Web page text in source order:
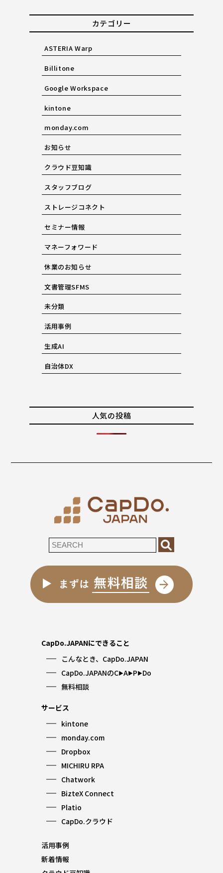
カテゴリー
ASTERIA Warp
Billitone
Google Workspace
kintone
monday.com
お知らせ
クラウド豆知識
スタッフブログ
ストレージコネクト
セミナー情報
マネーフォワード
休業のお知らせ
文書管理SFMS
未分類
活用事例
生成AI
自治体DX
人気の投稿
CapDo.JAPANにできること
こんなとき、CapDo.JAPAN
CapDo.JAPANのC▶︎A▶︎P▶︎Do
無料相談
サービス
kintone
monday.com
Dropbox
MICHIRU RPA
Chatwork
BizteX Connect
Platio
CapDo.クラウド
活用事例
新着情報